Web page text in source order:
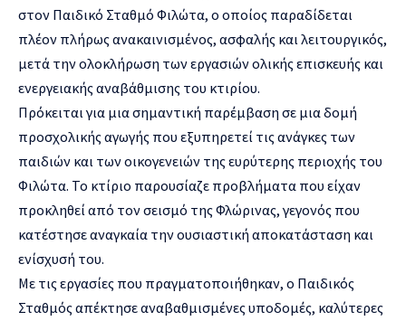
στον Παιδικό Σταθμό Φιλώτα, ο οποίος παραδίδεται
πλέον πλήρως ανακαινισμένος, ασφαλής και λειτουργικός,
μετά την ολοκλήρωση των εργασιών ολικής επισκευής και
ενεργειακής αναβάθμισης του κτιρίου.
Πρόκειται για μια σημαντική παρέμβαση σε μια δομή
προσχολικής αγωγής που εξυπηρετεί τις ανάγκες των
παιδιών και των οικογενειών της ευρύτερης περιοχής του
Φιλώτα. Το κτίριο παρουσίαζε προβλήματα που είχαν
προκληθεί από τον σεισμό της Φλώρινας, γεγονός που
κατέστησε αναγκαία την ουσιαστική αποκατάσταση και
ενίσχυσή του.
Με τις εργασίες που πραγματοποιήθηκαν, ο Παιδικός
Σταθμός απέκτησε αναβαθμισμένες υποδομές, καλύτερες